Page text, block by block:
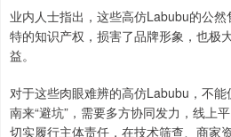
业内人士指出，这些高仿Labubu的公
特的知识产权，损害了品牌形象，也极
益。
对于这些肉眼难辨的高仿Labubu，不
南来“避坑”，需要多方协同发力，线上
切实履行主体责任，在技术筛查、商家